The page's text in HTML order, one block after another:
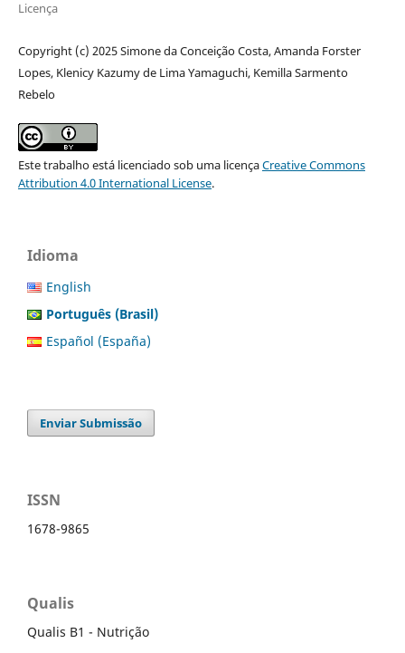
Licença
Copyright (c) 2025 Simone da Conceição Costa, Amanda Forster
Lopes, Klenicy Kazumy de Lima Yamaguchi, Kemilla Sarmento
Rebelo
Este trabalho está licenciado sob uma licençaCreative Commons
Attribution 4.0 International License.
Idioma
English
Português (Brasil)
Español (España)
Enviar Submissão
ISSN
1678-9865
Qualis
Qualis B1 - Nutrição